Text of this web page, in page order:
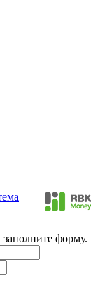
заполните форму.